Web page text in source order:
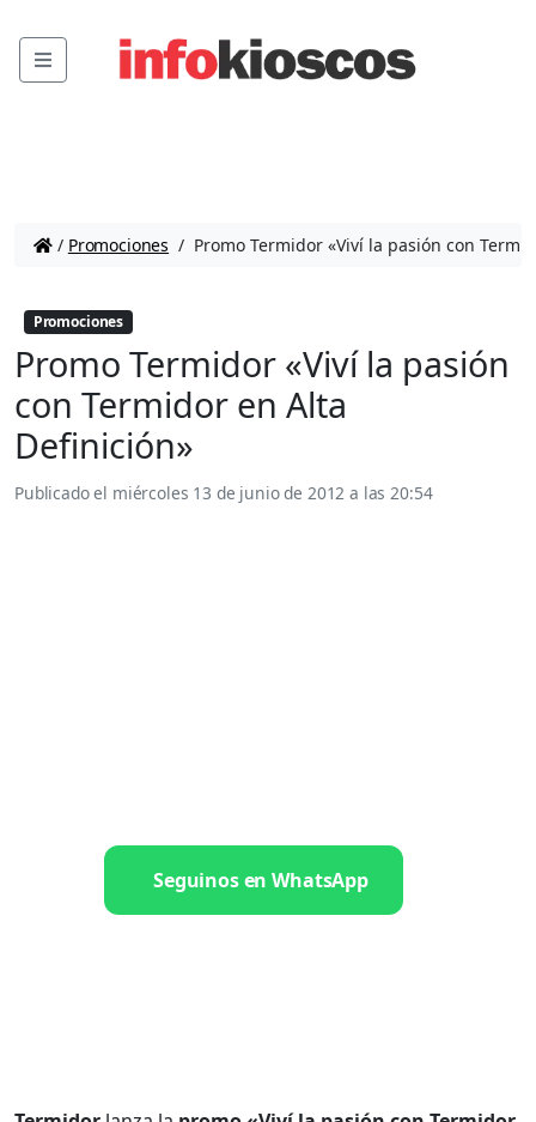
Menu
/ Promociones / Promo Termidor «Viví la pasión con
Promociones
Promo Termidor «Viví la pasión
con Termidor en Alta
Definición»
Publicado el miércoles 13 de junio de 2012 a las 20:54
Seguinos en WhatsApp